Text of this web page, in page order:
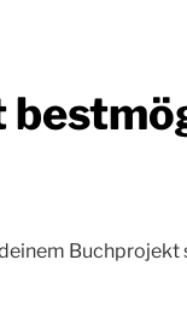
Buchprojekt